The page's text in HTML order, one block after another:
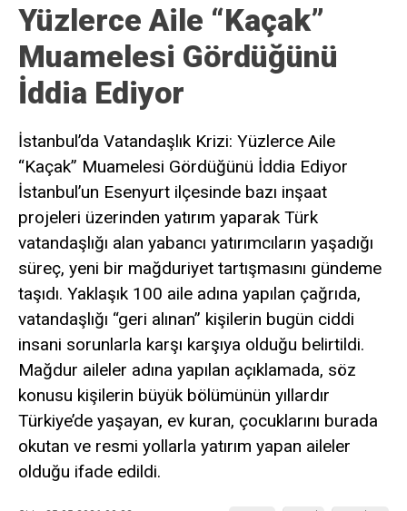
Yüzlerce Aile “Kaçak”
Muamelesi Gördüğünü
İddia Ediyor
İstanbul’da Vatandaşlık Krizi: Yüzlerce Aile
“Kaçak” Muamelesi Gördüğünü İddia Ediyor
İstanbul’un Esenyurt ilçesinde bazı inşaat
projeleri üzerinden yatırım yaparak Türk
vatandaşlığı alan yabancı yatırımcıların yaşadığı
süreç, yeni bir mağduriyet tartışmasını gündeme
taşıdı. Yaklaşık 100 aile adına yapılan çağrıda,
vatandaşlığı “geri alınan” kişilerin bugün ciddi
insani sorunlarla karşı karşıya olduğu belirtildi.
Mağdur aileler adına yapılan açıklamada, söz
konusu kişilerin büyük bölümünün yıllardır
Türkiye’de yaşayan, ev kuran, çocuklarını burada
okutan ve resmi yollarla yatırım yapan aileler
olduğu ifade edildi.